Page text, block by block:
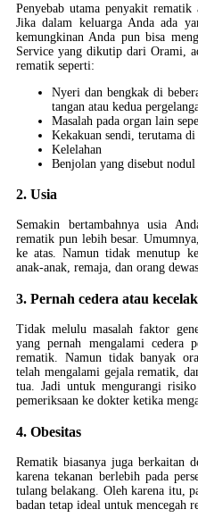
Penyebab utama penyakit rematik
Jika dalam keluarga Anda ada
kemungkinan Anda pun bisa
Service yang dikutip dari Orami,
rematik seperti:
Nyeri dan bengkak di
tangan atau kedua
Masalah pada organ lain
Kekakuan sendi, terutama
Kelelahan
Benjolan yang disebut
2. Usia
Semakin bertambahnya usia
rematik pun lebih besar.
ke atas. Namun tidak menutup
anak-anak, remaja, dan orang
3. Pernah cedera atau
Tidak melulu masalah faktor
yang pernah mengalami cedera
rematik. Namun tidak banyak
telah mengalami gejala rematik,
tua. Jadi untuk mengurangi
pemeriksaan ke dokter ketika
4. Obesitas
Rematik biasanya juga berkaitan
karena tekanan berlebih pada
tulang belakang. Oleh karena itu,
badan tetap ideal untuk mencegah